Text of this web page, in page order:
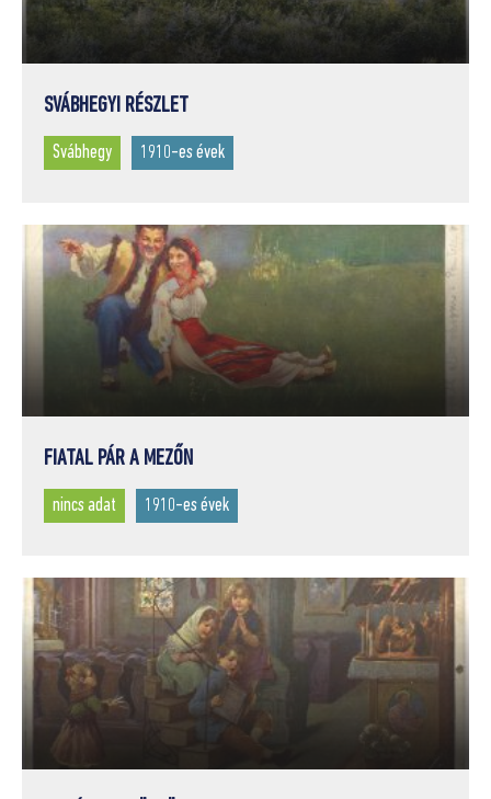
SVÁBHEGYI RÉSZLET
Svábhegy 1910-es évek
FIATAL PÁR A MEZŐN
nincs adat 1910-es évek